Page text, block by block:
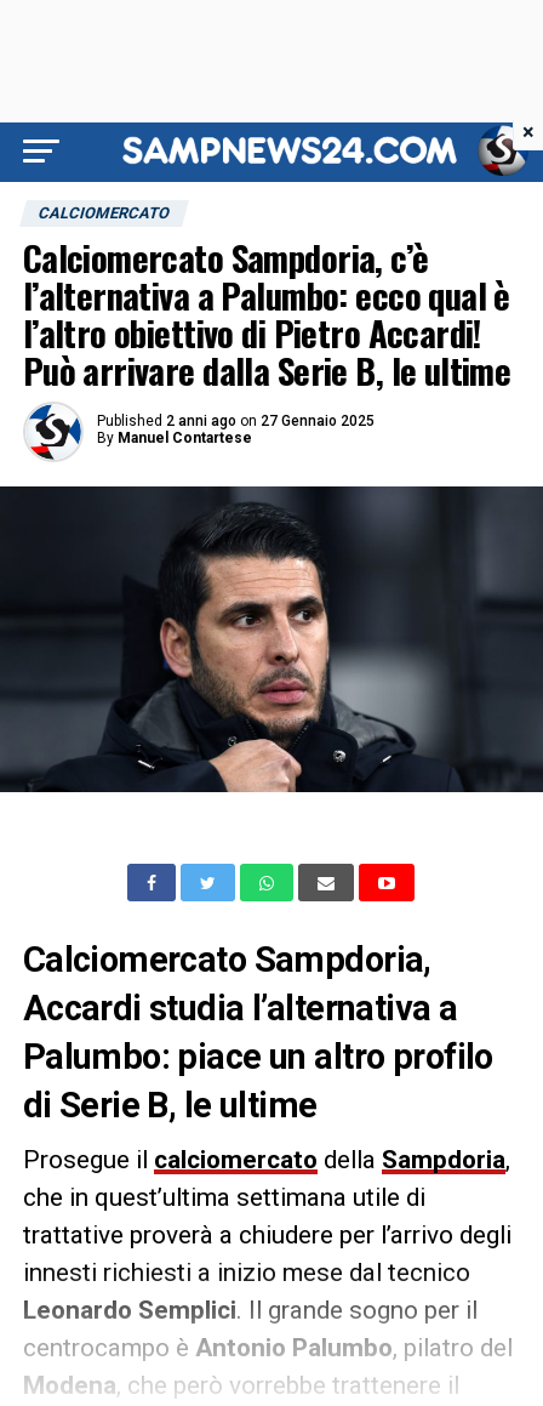
CALCIOMERCATO
Calciomercato Sampdoria, c’è
l’alternativa a Palumbo: ecco qual è
l’altro obiettivo di Pietro Accardi!
Può arrivare dalla Serie B, le ultime
Published 2 anni ago on 27 Gennaio 2025
By Manuel Contartese
Calciomercato Sampdoria,
Accardi studia l’alternativa a
Palumbo: piace un altro profilo
di Serie B, le ultime
Prosegue il calciomercato della Sampdoria,
che in quest’ultima settimana utile di
trattative proverà a chiudere per l’arrivo degli
innesti richiesti a inizio mese dal tecnico
Leonardo Semplici. Il grande sogno per il
centrocampo è Antonio Palumbo, pilatro del
Modena, che però vorrebbe trattenere il
×